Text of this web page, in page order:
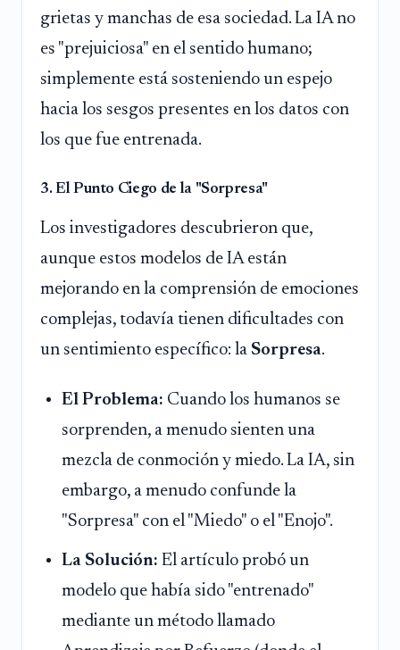
grietas y manchas de esa sociedad. La IA no
es "prejuiciosa" en el sentido humano;
simplemente está sosteniendo un espejo
hacia los sesgos presentes en los datos con
los que fue entrenada.
3. El Punto Ciego de la "Sorpresa"
Los investigadores descubrieron que,
aunque estos modelos de IA están
mejorando en la comprensión de emociones
complejas, todavía tienen dificultades con
un sentimiento específico: la Sorpresa.
El Problema: Cuando los humanos se
sorprenden, a menudo sienten una
mezcla de conmoción y miedo. La IA, sin
embargo, a menudo confunde la
"Sorpresa" con el "Miedo" o el "Enojo".
La Solución: El artículo probó un
modelo que había sido "entrenado"
mediante un método llamado